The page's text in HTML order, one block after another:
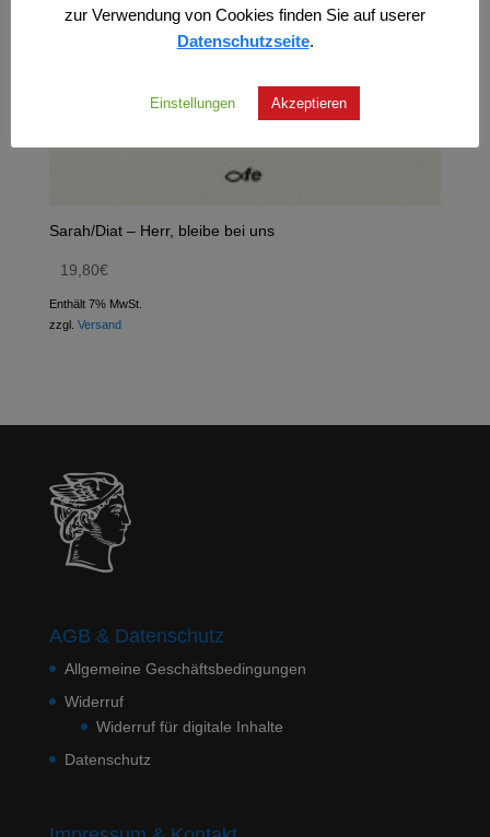
Sarah/Diat – Herr, bleibe bei uns
19,80€
Enthält 7% MwSt.
zzgl. Versand
AGB & Datenschutz
Allgemeine Geschäftsbedingungen
Widerruf
Widerruf für digitale Inhalte
Datenschutz
zur Verwendung von Cookies finden Sie auf userer
Datenschutzseite.
Einstellungen Akzeptieren